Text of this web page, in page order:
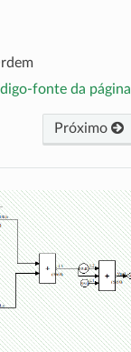
fonte da página
Próximo